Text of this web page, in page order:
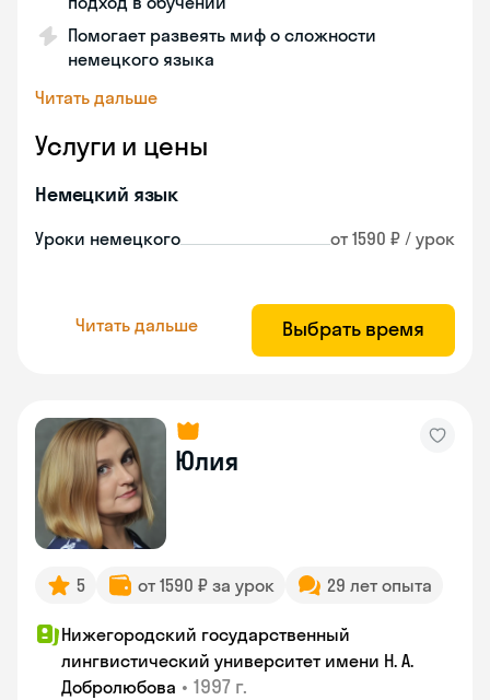
Помогает развеять миф о сложности
немецкого языка
Читать дальше
Услуги и цены
Немецкий язык
Уроки немецкого от 1590 ₽ / урок
Читать дальше Выбрать время
Юлия
5 от 1590 ₽ за урок 29 лет опыта
Нижегородский государственный
лингвистический университет имени Н. А.
Добролюбова • 1997 г.